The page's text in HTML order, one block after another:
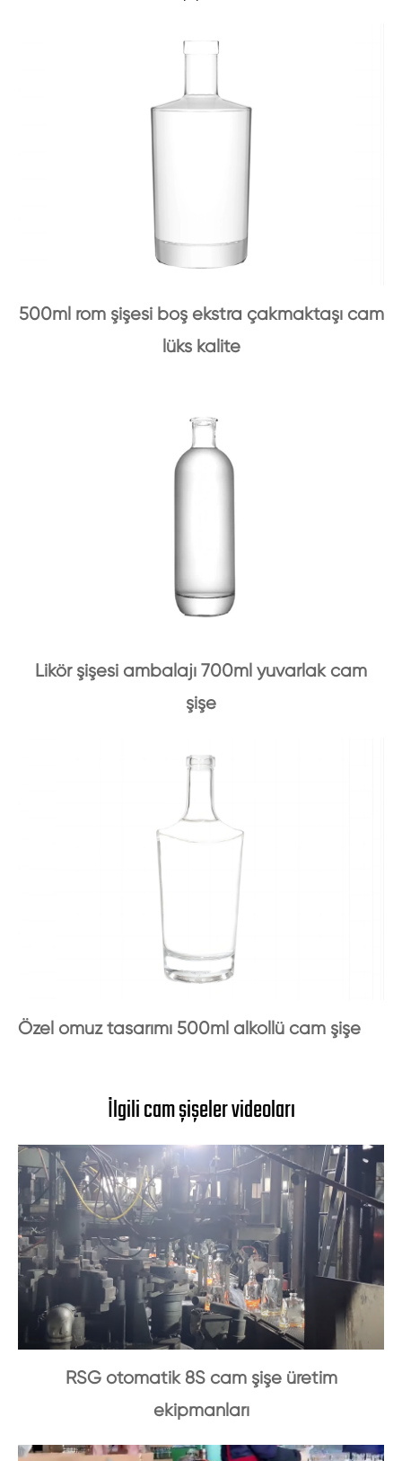
500ml rom şişesi boş ekstra çakmaktaşı cam
lüks kalite
Likör şişesi ambalajı 700ml yuvarlak cam
şişe
Özel omuz tasarımı 500ml alkollü cam şişe
İlgili cam şişeler videoları
RSG otomatik 8S cam şişe üretim
ekipmanları